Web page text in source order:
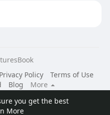
you get the best
More
Privacy Policy
Terms of Use
Blog
More